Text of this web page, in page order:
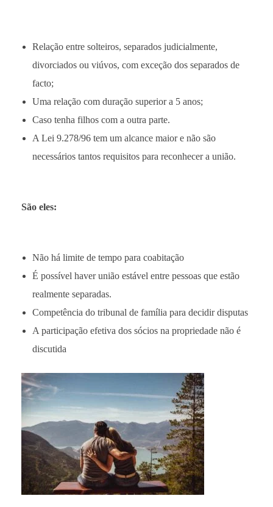
Relação entre solteiros, separados judicialmente,
divorciados ou viúvos, com exceção dos separados de
facto;
Uma relação com duração superior a 5 anos;
Caso tenha filhos com a outra parte.
A Lei 9.278/96 tem um alcance maior e não são
necessários tantos requisitos para reconhecer a união.
São eles:
Não há limite de tempo para coabitação
É possível haver união estável entre pessoas que estão
realmente separadas.
Competência do tribunal de família para decidir disputas
A participação efetiva dos sócios na propriedade não é
discutida